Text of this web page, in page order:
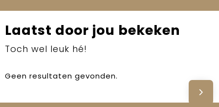
Laatst door jou bekeken
Toch wel leuk hé!
Geen resultaten gevonden.